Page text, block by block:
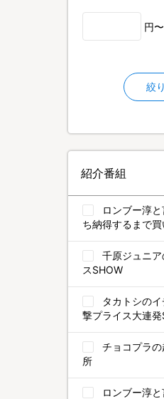
円〜
絞
紹介番組
ロンブー淳
ち納得するまで買
千原ジュニ
スSHOW
タカトシの
撃プライス大連発
チョコプラ
所
ロンブー淳